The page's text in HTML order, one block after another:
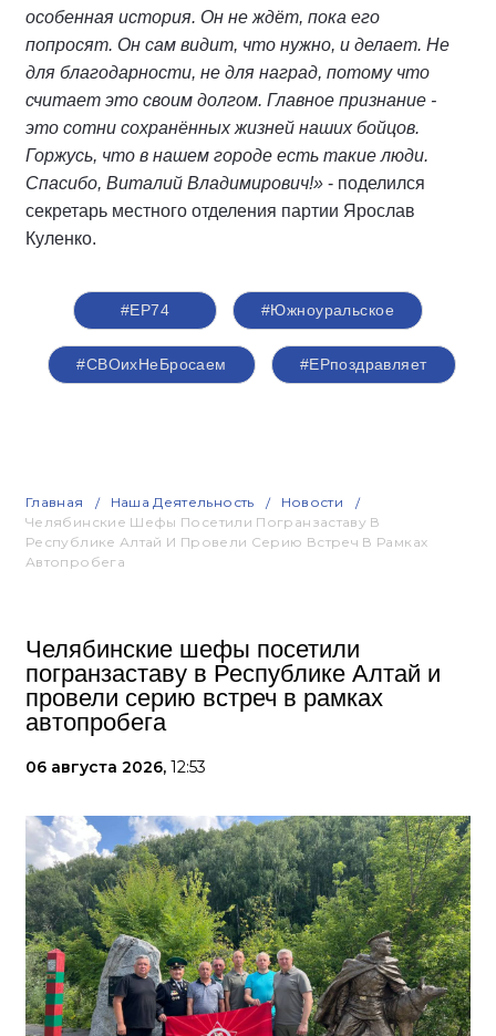
особенная история. Он не ждёт, пока его
попросят. Он сам видит, что нужно, и делает. Не
для благодарности, не для наград, потому что
считает это своим долгом. Главное признание -
это сотни сохранённых жизней наших бойцов.
Горжусь, что в нашем городе есть такие люди.
Спасибо, Виталий Владимирович!» - поделился
секретарь местного отделения партии Ярослав
Куленко.
#ЕР74 #Южноуральское
#СВОихНеБросаем #ЕРпоздравляет
Главная Наша Деятельность
Новости
Челябинские Шефы Посетили Погранзаставу В
Республике Алтай И Провели Серию Встреч В Рамках
Автопробега
Челябинские шефы посетили
погранзаставу в Республике Алтай и
провели серию встреч в рамках
автопробега
06 августа 2026, 12:53